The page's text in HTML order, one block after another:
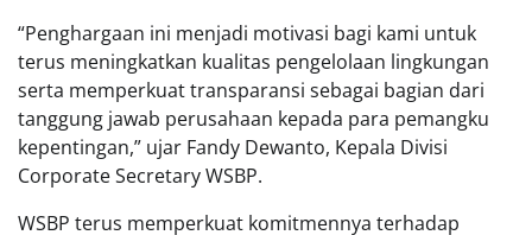
“Penghargaan ini menjadi motivasi bagi kami untuk
terus meningkatkan kualitas pengelolaan lingkungan
serta memperkuat transparansi sebagai bagian dari
tanggung jawab perusahaan kepada para pemangku
kepentingan,” ujar Fandy Dewanto, Kepala Divisi
Corporate Secretary WSBP.
WSBP terus memperkuat komitmennya terhadap